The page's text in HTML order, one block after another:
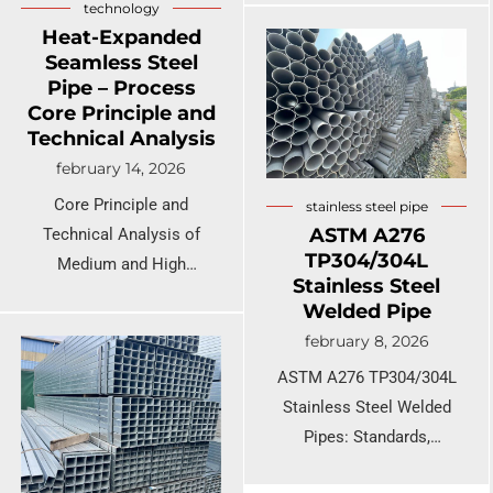
pressure loading.
cost. This technical
comparison, grounded in
thirty years of field
experience, uses real
failure cases to show you:
price is far more than just
money.
technology
Heat-Expanded
Seamless Steel
Pipe – Process
Core Principle and
Technical Analysis
february 14, 2026
Core Principle and
Technical Analysis of
Medium and High
Process
stainless steel pipe
ASTM A276
TP304/304L
Stainless Steel
Welded Pipe
february 8, 2026
ASTM A276 TP304/304L
Stainless Steel Welded
Pipes: Standards,